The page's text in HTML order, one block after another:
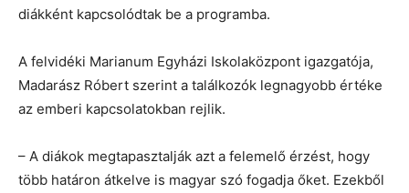
diákként kapcsolódtak be a programba.
A felvidéki Marianum Egyházi Iskolaközpont igazgatója,
Madarász Róbert szerint a találkozók legnagyobb értéke
az emberi kapcsolatokban rejlik.
– A diákok megtapasztalják azt a felemelő érzést, hogy
több határon átkelve is magyar szó fogadja őket. Ezekből